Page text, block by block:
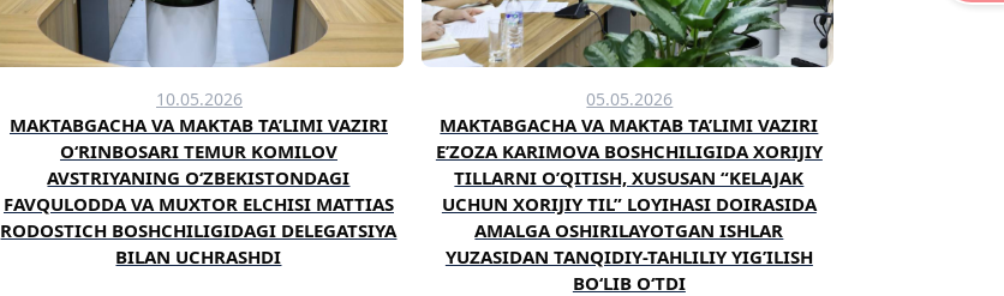
10.05.2026
MAKTABGACHA VA MAKTAB TA’LIMI VAZIRI
O‘RINBOSARI TEMUR KOMILOV
AVSTRIYANING O‘ZBEKISTONDAGI
FAVQULODDA VA MUXTOR ELCHISI MATTIAS
RODOSTICH BOSHCHILIGIDAGI DELEGATSIYA
BILAN UCHRASHDI
05.05.2026
MAKTABGACHA VA MAKTAB TA’LIMI VAZIRI
E’ZOZA KARIMOVA BOSHCHILIGIDA XORIJIY
TILLARNI O’QITISH, XUSUSAN “KELAJAK
UCHUN XORIJIY TIL” LOYIHASI DOIRASIDA
AMALGA OSHIRILAYOTGAN ISHLAR
YUZASIDAN TANQIDIY-TAHLILIY YIG’ILISH
BO‘LIB O‘TDI